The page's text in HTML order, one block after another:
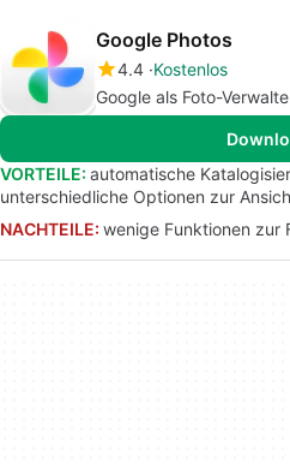
Google Photos
4.4 Kostenlos
Google als Foto-
VORTEILE: automatische
unterschiedliche Optionen zur
NACHTEILE: wenige Funktionen zur